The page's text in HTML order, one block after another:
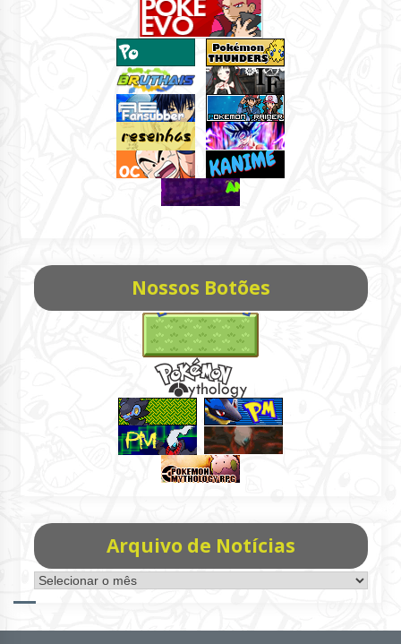
Nossos Botões
Arquivo de Notícias
Arquivo
de